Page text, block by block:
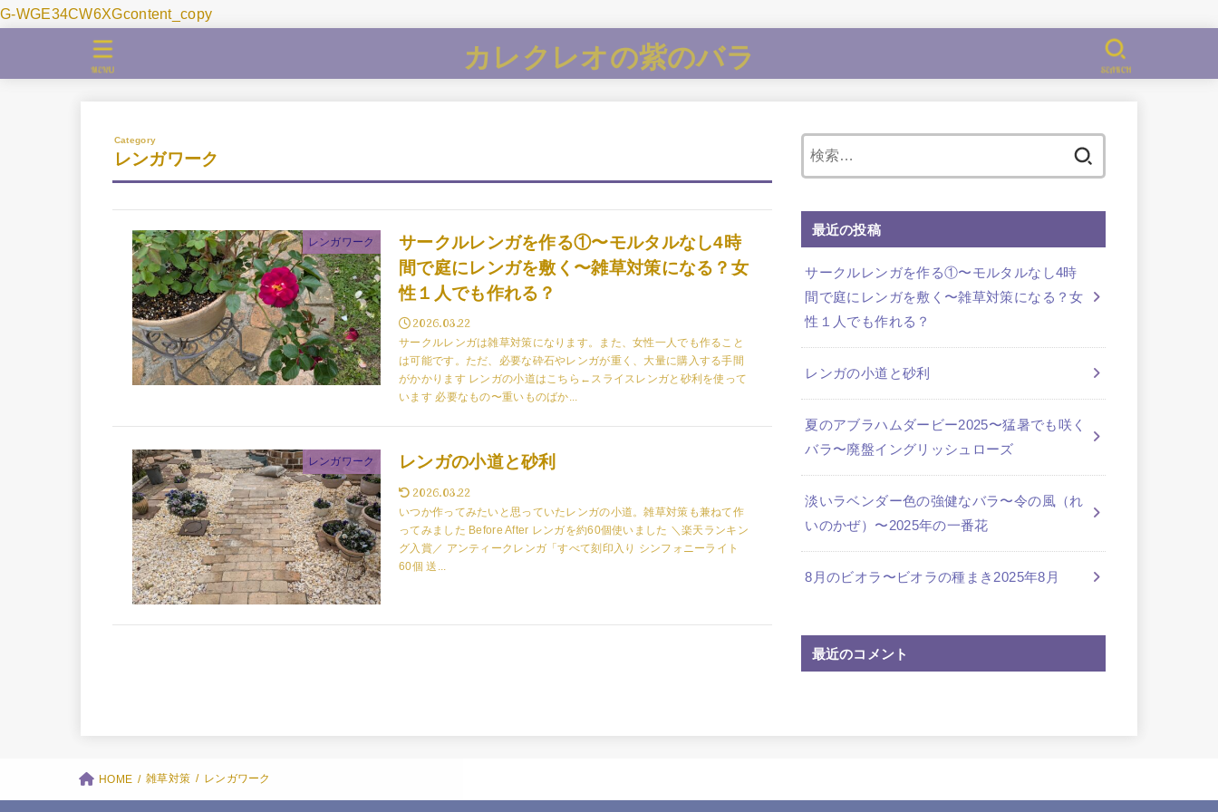
G-WGE34CW6XGcontent_copy
カレクレオの紫のバラ SEARCH
MENU
レンガワーク
レンガワーク
サークルレンガを作る①〜モルタルなし4時
間で庭にレンガを敷く〜雑草対策になる？女
性１人でも作れる？
2026.03.22
サークルレンガは雑草対策になります。また、女性一人でも作ること
は可能です。ただ、必要な砕石やレンガが重く、大量に購入する手間
がかかります レンガの小道はこちら←スライスレンガと砂利を使って
います 必要なもの〜重いものばか...
レンガワーク レンガの小道と砂利
2026.03.22
いつか作ってみたいと思っていたレンガの小道。雑草対策も兼ねて作
ってみました Before After レンガを約60個使いました ＼楽天ランキン
グ入賞／ アンティークレンガ「すべて刻印入り シンフォニーライト
60個 送...
最近の投稿
サークルレンガを作る①〜モルタルなし4時
間で庭にレンガを敷く〜雑草対策になる？女
性１人でも作れる？
レンガの小道と砂利
夏のアブラハムダービー2025〜猛暑でも咲く
バラ〜廃盤イングリッシュローズ
淡いラベンダー色の強健なバラ〜令の風（れ
いのかぜ）〜2025年の一番花
8月のビオラ〜ビオラの種まき2025年8月
最近のコメント
HOME 雑草対策 レンガワーク